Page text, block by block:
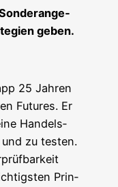
geben.
25 Jah­ren
Futures. Er
Han­dels­
zu tes­ten.
Prin­